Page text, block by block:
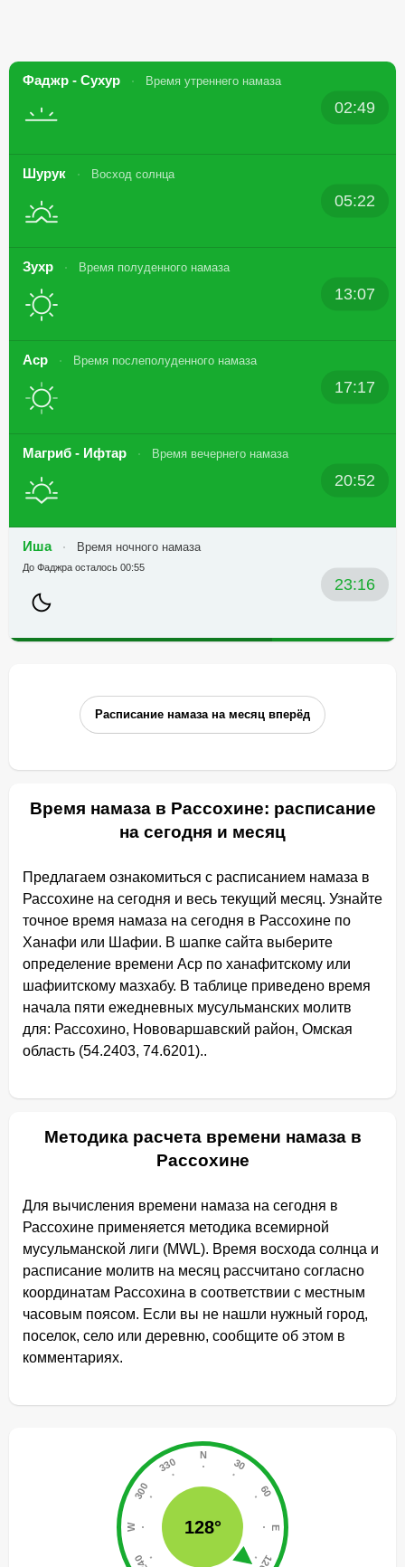
Фаджр - Сухур Время утреннего намаза
02:49
Шурук Восход солнца
05:22
Зухр Время полуденного намаза
13:07
Аср Время послеполуденного намаза
17:17
Магриб - Ифтар Время вечернего намаза
20:52
Иша Время ночного намаза
23:16
До Фаджра осталось 00:55
Расписание намаза на месяц вперёд
Время намаза в Рассохине: расписание
на сегодня и месяц
Предлагаем ознакомиться с расписанием намаза в
Рассохине на сегодня и весь текущий месяц. Узнайте
точное время намаза на сегодня в Рассохине по
Ханафи или Шафии. В шапке сайта выберите
определение времени Аср по ханафитскому или
шафиитскому мазхабу. В таблице приведено время
начала пяти ежедневных мусульманских молитв
для: Рассохино, Нововаршавский район, Омская
область (54.2403, 74.6201)..
Методика расчета времени намаза в
Рассохине
Для вычисления времени намаза на сегодня в
Рассохине применяется методика всемирной
мусульманской лиги (MWL). Время восхода солнца и
расписание молитв на месяц рассчитано согласно
координатам Рассохина в соответствии с местным
часовым поясом. Если вы не нашли нужный город,
поселок, село или деревню, сообщите об этом в
комментариях.
128°